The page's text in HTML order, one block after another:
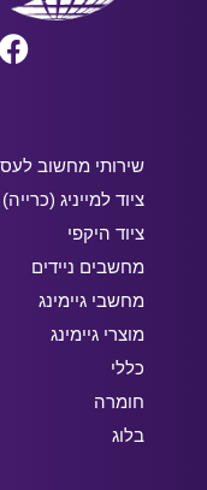
שירותי מחשוב
ציוד למייניג (כרייה)
ציוד היקפי
מחשבים ניידים
מחשבי גיימינג
מוצרי גיימינג
כללי
חומרה
בלוג